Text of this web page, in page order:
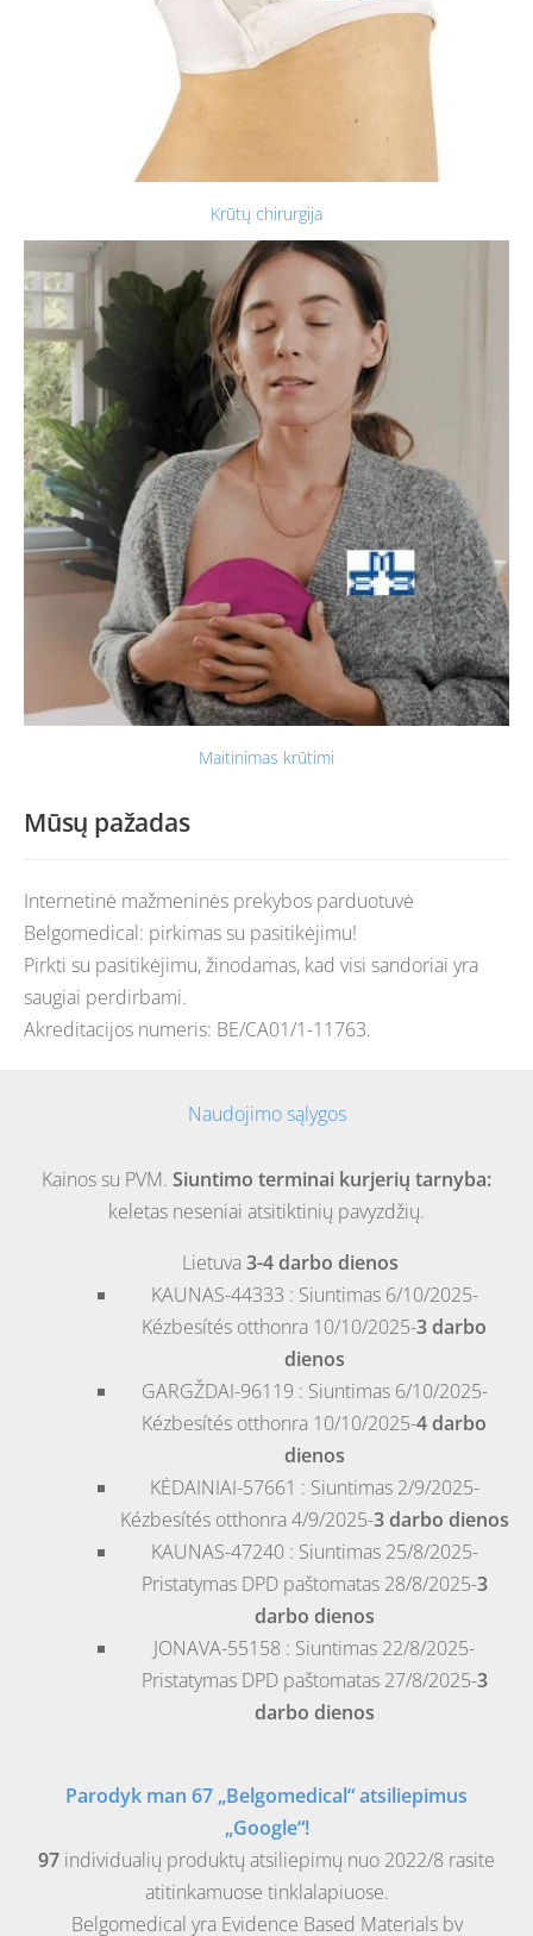
Mūsų pažadas
Internetinė mažmeninės prekybos parduotuvė
Belgomedical: pirkimas su pasitikėjimu!
Pirkti su pasitikėjimu, žinodamas, kad visi sandoriai yra
saugiai perdirbami.
Akreditacijos numeris: BE/CA01/1-11763.
Krūtų chirurgija
Maitinimas krūtimi
Naudojimo sąlygos
Kainos su PVM. Siuntimo terminai kurjerių tarnyba:
keletas neseniai atsitiktinių pavyzdžių.
Lietuva3-4 darbo dienos
KAUNAS-44333 : Siuntimas 6/10/2025-
Kézbesítés otthonra 10/10/2025-3 darbo
dienos
GARGŽDAI-96119 : Siuntimas 6/10/2025-
Kézbesítés otthonra 10/10/2025-4 darbo
dienos
KĖDAINIAI-57661 : Siuntimas 2/9/2025-
Kézbesítés otthonra 4/9/2025-3 darbo dienos
KAUNAS-47240 : Siuntimas 25/8/2025-
Pristatymas DPD paštomatas 28/8/2025-3
darbo dienos
JONAVA-55158 : Siuntimas 22/8/2025-
Pristatymas DPD paštomatas 27/8/2025-3
darbo dienos
Parodyk man 67 „Belgomedical“ atsiliepimus
„Google“!
97 individualių produktų atsiliepimų nuo 2022/8 rasite
atitinkamuose tinklalapiuose.
Belgomedical yra Evidence Based Materials bv